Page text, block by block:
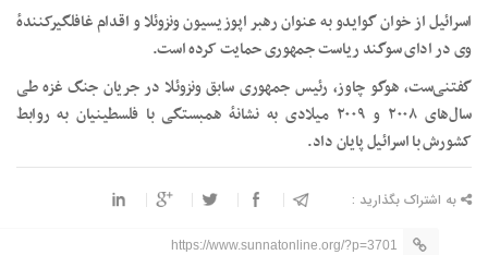
اسرائیل از خوان گوایدو به عنوان رهبر اپوزیسیون ونزوئلا و اقدام غافلگیرکنندهٔ
وی در ادای سوگند ریاست جمهوری حمایت کرده است.
گفتنی‌ست، هوگو چاوز، رئیس جمهوری سابق ونزوئلا در جریان جنگ غزه طی
سال‌های ۲۰۰۸ و ۲۰۰۹ میلادی به نشانهٔ همبستگی با فلسطینیان به روابط
کشورش با اسرائیل پایان داد.
به اشتراک بگذارید :
https://www.sunnatonline.org/?p=3701